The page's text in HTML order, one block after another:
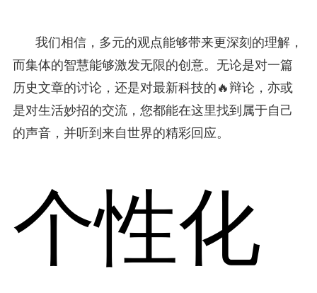
我们相信，多元的观点能够带来更深刻的理解，
而集体的智慧能够激发无限的创意。无论是对一篇
历史文章的讨论，还是对最新科技的🔥辩论，亦或
是对生活妙招的交流，您都能在这里找到属于自己
的声音，并听到来自世界的精彩回应。
个性化